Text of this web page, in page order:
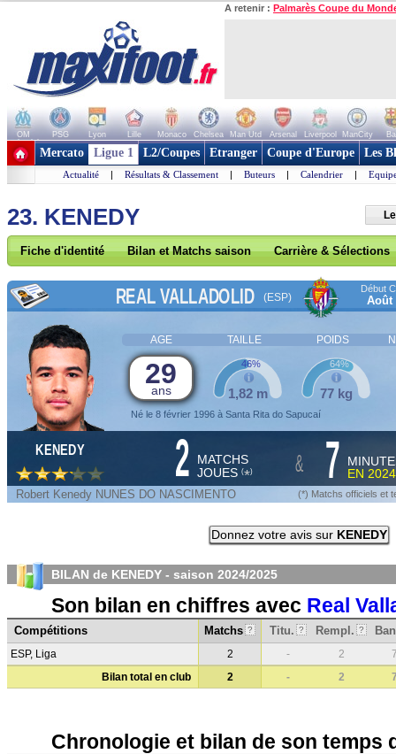
A retenir : Palmarès Coupe du
OM PSG Lyon Lille Monaco Chelsea Man Utd Arsenal Liverpool ManCity
+ de clubs
Mercato Ligue 1 L2/Coupes Etranger Coupe d'Europe Les
Actualité | Résultats & Classement | Buteurs | Calendrier |
23. KENEDY
Fiche d'identité Bilan et Matchs saison Carrière & Sélections
REAL VALLADOLID (ESP)
Début
Août
AGE TAILLE POIDS
29
ans
Né le 8 février 1996 à Santa Rita do Sapucaí
1,82 m
46%
77 kg
64%
KENEDY 2 MATCHS
JOUES (*) & 7
EN
Robert Kenedy NUNES DO NASCIMENTO (*) Matchs officiels et
Donnez votre avis sur KENEDY
BILAN de KENEDY - saison 2024/2025
Son bilan en chiffres avec Real
Compétitions Matchs ? Titu. ? Rempl. ?
ESP, Liga 2 - 2
Bilan total en club
2 - 2
Chronologie et bilan de son temps